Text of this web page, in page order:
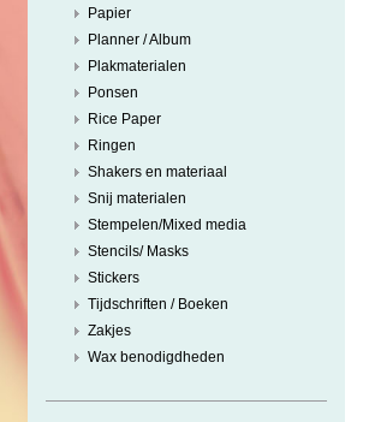
Papier
Planner / Album
Plakmaterialen
Ponsen
Rice Paper
Ringen
Shakers en materiaal
Snij materialen
Stempelen/Mixed media
Stencils/ Masks
Stickers
Tijdschriften / Boeken
Zakjes
Wax benodigdheden